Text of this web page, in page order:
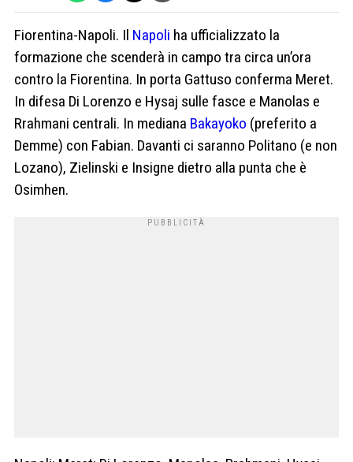
Fiorentina-Napoli. Il Napoli ha ufficializzato la
formazione che scenderà in campo tra circa un’ora
contro la Fiorentina. In porta Gattuso conferma Meret.
In difesa Di Lorenzo e Hysaj sulle fasce e Manolas e
Rrahmani centrali. In mediana Bakayoko (preferito a
Demme) con Fabian. Davanti ci saranno Politano (e non
Lozano), Zielinski e Insigne dietro alla punta che è
Osimhen.